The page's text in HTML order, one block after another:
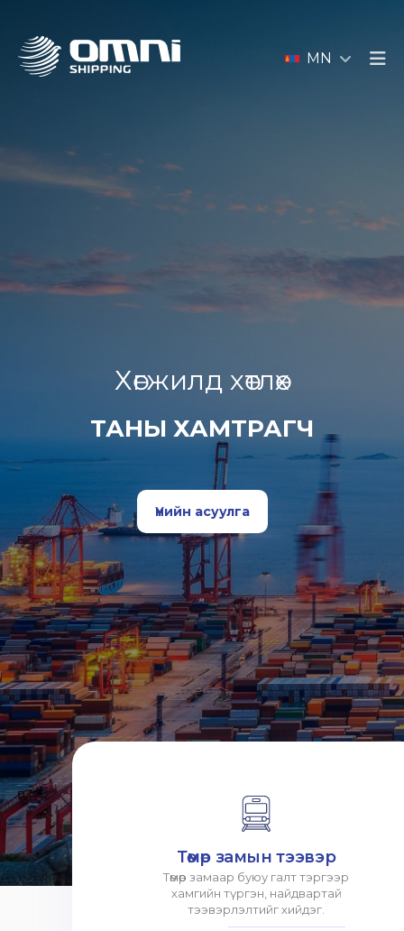
MN
Хөгжилд хөтлөх
ТАНЫ ХАМТРАГЧ
Үнийн асуулга
Төмөр замын тээвэр
Төмөр замаар буюу галт тэргээр
хамгийн түргэн, найдвартай
тээвэрлэлтийг хийдэг.